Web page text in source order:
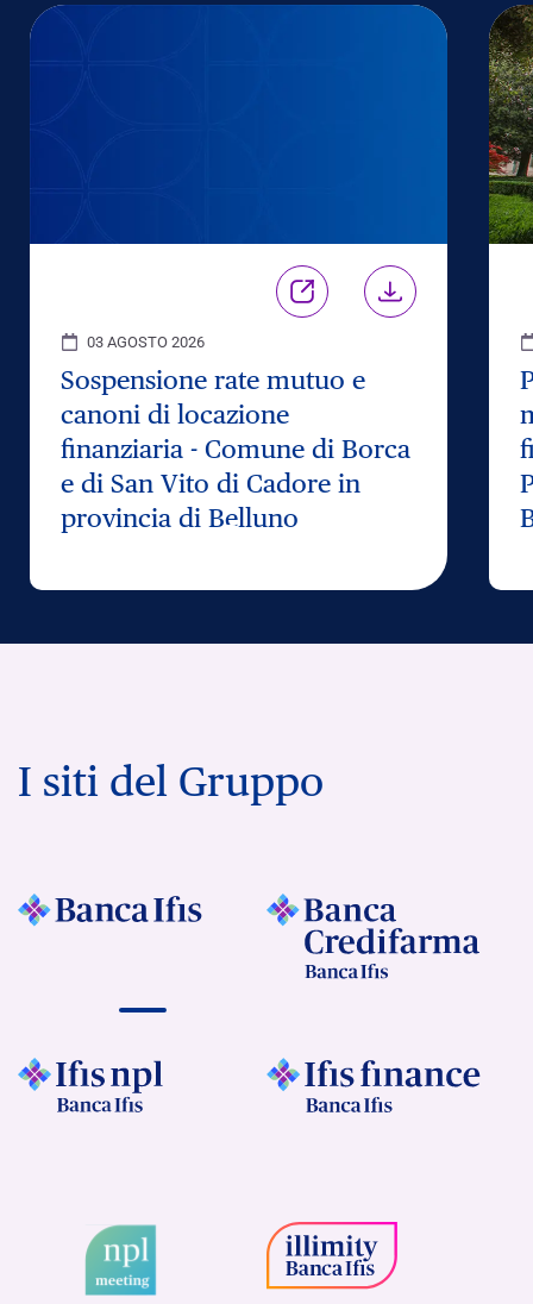
03 AGOSTO 2026
Sospensione rate mutuo e
canoni di locazione
finanziaria - Comune di Borca
e di San Vito di Cadore in
provincia di Belluno
I siti del Gruppo